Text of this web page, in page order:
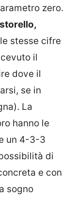
zero.
stesse cifre
il
dove il
se in
La
hanno le
un 4-3-3
di
e con
sogno